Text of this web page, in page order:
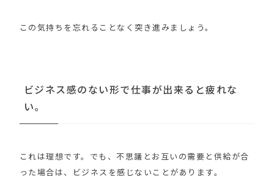
この気持ちを忘れることなく突き進みましょう。
ビジネス感のない形で仕事が出来ると疲れな
い。
これは理想です。でも、不思議とお互いの需要と供給が合
った場合は、ビジネスを感じないことがあります。